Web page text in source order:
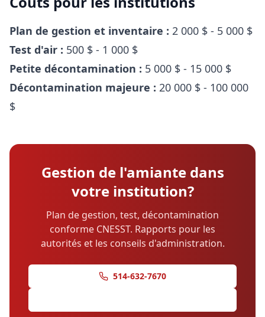
Plan de gestion et inventaire : 2 000 $ - 5 000 $
Test d'air : 500 $ - 1 000 $
Petite décontamination : 5 000 $ - 15 000 $
Décontamination majeure : 20 000 $ - 100 000
$
Gestion de l'amiante dans
votre institution?
Plan de gestion, test, décontamination
conforme CNESST. Rapports pour les
autorités et les conseils d'administration.
514-632-7670